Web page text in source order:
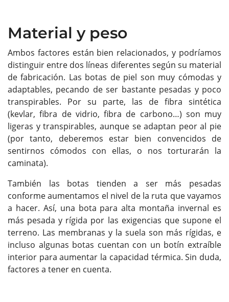
Material y peso
Ambos factores están bien relacionados, y podríamos
distinguir entre dos líneas diferentes según su material
de fabricación. Las botas de piel son muy cómodas y
adaptables, pecando de ser bastante pesadas y poco
transpirables. Por su parte, las de fibra sintética
(kevlar, fibra de vidrio, fibra de carbono…) son muy
ligeras y transpirables, aunque se adaptan peor al pie
(por tanto, deberemos estar bien convencidos de
sentirnos cómodos con ellas, o nos torturarán la
caminata).
También las botas tienden a ser más pesadas
conforme aumentamos el nivel de la ruta que vayamos
a hacer. Así, una bota para alta montaña invernal es
más pesada y rígida por las exigencias que supone el
terreno. Las membranas y la suela son más rígidas, e
incluso algunas botas cuentan con un botín extraíble
interior para aumentar la capacidad térmica. Sin duda,
factores a tener en cuenta.